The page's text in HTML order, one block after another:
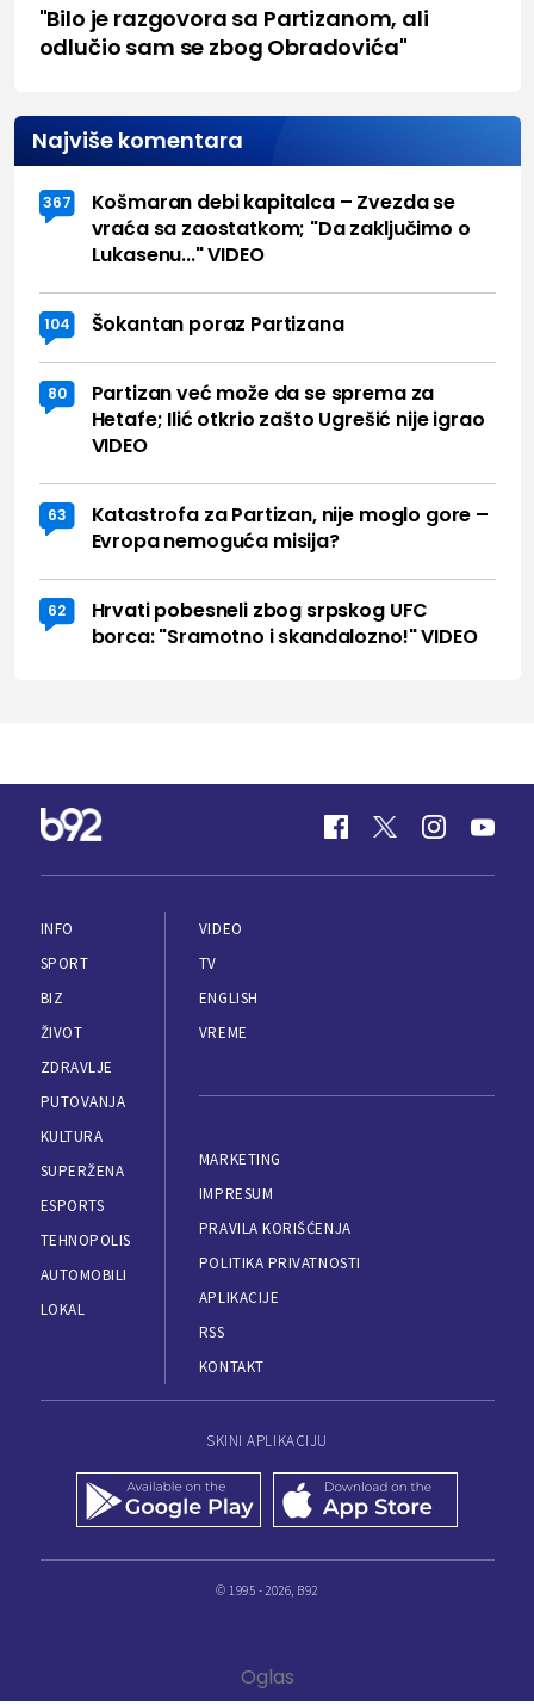
"Bilo je razgovora sa Partizanom, ali
odlučio sam se zbog Obradovića"
Najviše komentara
367
Košmaran debi kapitalca – Zvezda se
vraća sa zaostatkom; "Da zaključimo o
Lukasenu..." VIDEO
104 Šokantan poraz Partizana
80
Partizan već može da se sprema za
Hetafe; Ilić otkrio zašto Ugrešić nije igrao
VIDEO
63
Katastrofa za Partizan, nije moglo gore –
Evropa nemoguća misija?
62
Hrvati pobesneli zbog srpskog UFC
borca: "Sramotno i skandalozno!" VIDEO
INFO
SPORT
BIZ
ŽIVOT
ZDRAVLJE
PUTOVANJA
KULTURA
SUPERŽENA
ESPORTS
TEHNOPOLIS
AUTOMOBILI
LOKAL
VIDEO
TV
ENGLISH
VREME
MARKETING
IMPRESUM
PRAVILA KORIŠĆENJA
POLITIKA PRIVATNOSTI
APLIKACIJE
RSS
KONTAKT
SKINI APLIKACIJU
© 1995 - 2026, B92